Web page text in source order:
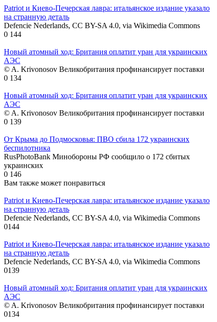
Patriot и Киево-Печерская лавра: итальянское издание указало
на странную деталь
Defencie Nederlands, CC BY-SA 4.0, via Wikimedia Commons
0 144
Новый атомный ход: Британия оплатит уран для украинских
АЭС
© A. Krivonosov Великобритания профинансирует поставки
0 134
Новый атомный ход: Британия оплатит уран для украинских
АЭС
© A. Krivonosov Великобритания профинансирует поставки
0 139
От Крыма до Подмосковья: ПВО сбила 172 украинских
беспилотника
RusPhotoBank Минобороны РФ сообщило о 172 сбитых
украинских
0 146
Вам также может понравиться
Patriot и Киево-Печерская лавра: итальянское издание указало
на странную деталь
Defencie Nederlands, CC BY-SA 4.0, via Wikimedia Commons
0144
Patriot и Киево-Печерская лавра: итальянское издание указало
на странную деталь
Defencie Nederlands, CC BY-SA 4.0, via Wikimedia Commons
0139
Новый атомный ход: Британия оплатит уран для украинских
АЭС
© A. Krivonosov Великобритания профинансирует поставки
0134